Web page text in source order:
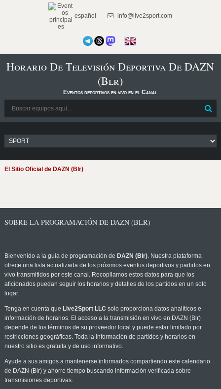
español info@live2sport.com
Horario De Televisión Deportiva De DAZN
(Blr)
Eventos deportivos en vivo en el Canal
El Sitio Oficial de DAZN (Blr)
SOBRE LA PROGRAMACIÓN DE DAZN (BLR)
Bienvenido a la guía de programación de DAZN (Blr). Nuestra plataforma
ofrece una lista actualizada de los próximos eventos deportivos y partidos en
vivo transmitidos por este canal. Recopilamos estos datos para que los
aficionados puedan seguir los horarios y detalles de los partidos en un solo
lugar.
Tenga en cuenta que Live2Sport LLC solo proporciona datos analíticos e
información de horarios. El acceso a la transmisión en vivo en DAZN (Blr)
depende de los términos de su proveedor local y puede estar limitado por
restricciones geográficas. Toda la información de partidos y horarios en
nuestro sitio es gratuita y de uso informativo.
Ayude a sus amigos a mantenerse informados compartiendo este calendario
de DAZN (Blr) y ahorre tiempo buscando información verificada sobre
transmisiones deportivas.